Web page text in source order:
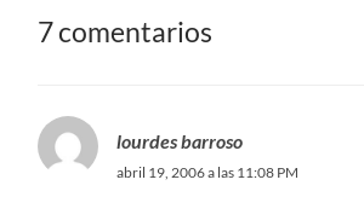
7 comentarios
lourdes barroso
abril 19, 2006 a las 11:08 PM